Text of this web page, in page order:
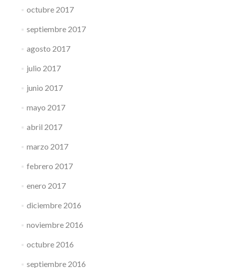
octubre 2017
septiembre 2017
agosto 2017
julio 2017
junio 2017
mayo 2017
abril 2017
marzo 2017
febrero 2017
enero 2017
diciembre 2016
noviembre 2016
octubre 2016
septiembre 2016